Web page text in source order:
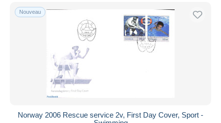
Nouveau
Norway 2006 Rescue service 2v, First Day Cover, Sport -